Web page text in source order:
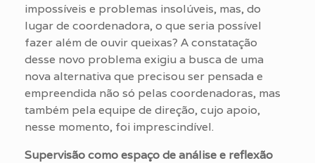
impossíveis e problemas insolúveis, mas, do
lugar de coordenadora, o que seria possível
fazer além de ouvir queixas? A constatação
desse novo problema exigiu a busca de uma
nova alternativa que precisou ser pensada e
empreendida não só pelas coordenadoras, mas
também pela equipe de direção, cujo apoio,
nesse momento, foi imprescindível.
Supervisão como espaço de análise e reflexão